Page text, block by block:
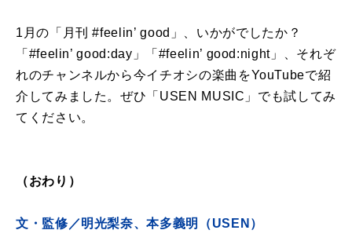
1月の「月刊 #feelin’ good」、いかがでしたか？
「#feelin’ good:day」「#feelin’ good:night」、それぞ
れのチャンネルから今イチオシの楽曲をYouTubeで紹
介してみました。ぜひ「USEN MUSIC」でも試してみ
てください。
（おわり）
文・監修／明光梨奈、本多義明（USEN ）